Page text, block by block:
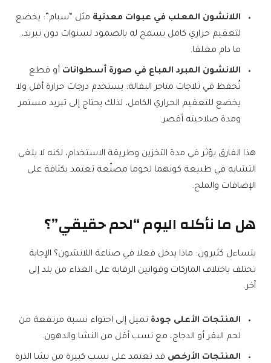
اللانشون المعلب في عبوات معدنية مثل “سبام”: يخضع
لتعقيم حراري كامل يسمح له بالصمود لسنوات دون تبريد،
ما دام مغلقا.
اللانشون المبرد المباع في صورة أسطوانات أو قطع
تُحفظ في ثلاجات متاجر البقالة: يستخدم درجات حرارة أقل ولا
يخضع للتعقيم الحراري الكامل، لذلك يحتاج إلى تبريد مستمر
ومدة صلاحيته أقصر.
هذا الفارق يؤثر في مدة التخزين وطريقة الاستخدام، لكنه لا يلغي
التشابه في طبيعة كونهما لحوما مصنّعة تعتمد بكثافة على
الإضافات والملح.
هل ما نأكله اليوم “لحم حقيقي”؟
يتساءل كثيرون: ماذا يدخل فعلا في صناعة اللانشون؟ الإجابة
تختلف باختلاف الماركات وقوانين الرقابة على الغذاء من بلد إلى
آخر.
المنتجات الأعلى جودة تميل إلى احتواء نسبة مرتفعة من
لحم البقر أو الدجاج، مع نسب أقل من النشا والدهون.
المنتجات الأرخص قد تعتمد على نسب كبيرة من نشا الذرة